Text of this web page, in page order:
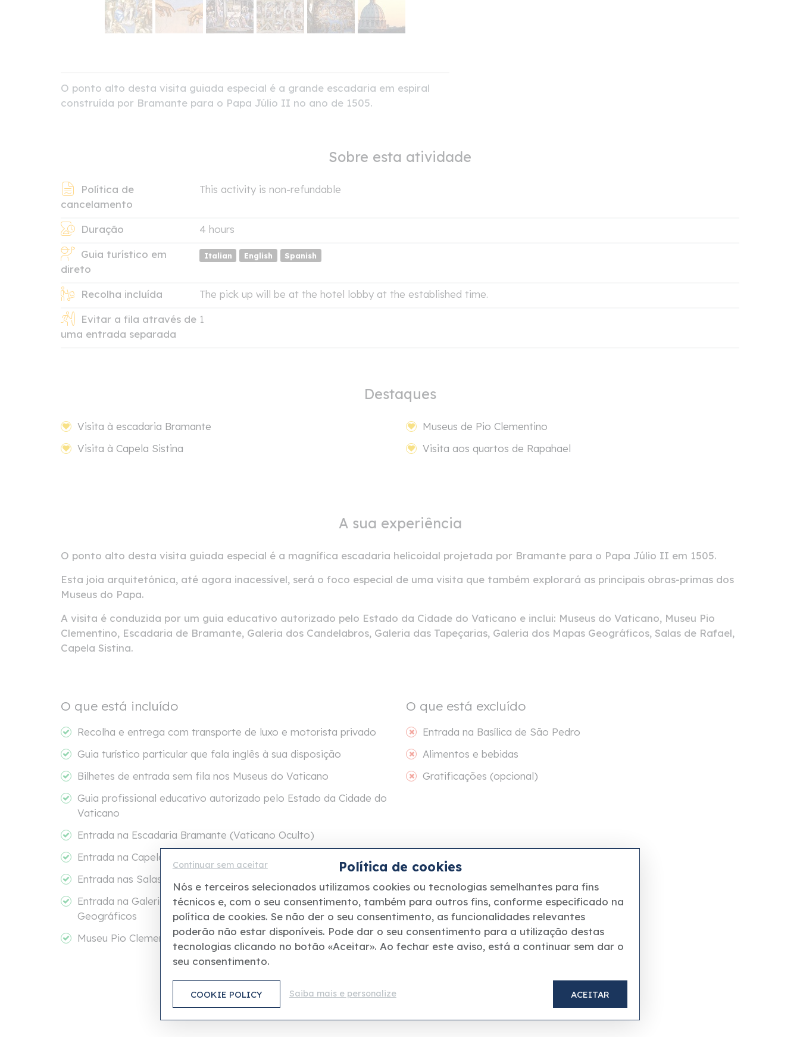
O ponto alto desta visita guiada especial é a grande escadaria em espiral
construída por Bramante para o Papa Júlio II no ano de 1505.
Sobre esta atividade
Política de
cancelamento
This activity is non-refundable
Duração
4 hours
Guia turístico em
direto
Italian English Spanish
Recolha incluída
The pick up will be at the hotel lobby at the established time.
Evitar a fila através de
uma entrada separada
1
Destaques
Visita à escadaria Bramante
Visita à Capela Sistina
Museus de Pio Clementino
Visita aos quartos de Rapahael
A sua experiência
O ponto alto desta visita guiada especial é a magnífica escadaria helicoidal projetada por Bramante para o Papa Júlio II em 1505.
Esta joia arquitetónica, até agora inacessível, será o foco especial de uma visita que também explorará as principais obras-primas dos
Museus do Papa.
A visita é conduzida por um guia educativo autorizado pelo Estado da Cidade do Vaticano e inclui: Museus do Vaticano, Museu Pio
Clementino, Escadaria de Bramante, Galeria dos Candelabros, Galeria das Tapeçarias, Galeria dos Mapas Geográficos, Salas de Rafael,
Capela Sistina.
O que está incluído
Recolha e entrega com transporte de luxo e motorista privado
Guia turístico particular que fala inglês à sua disposição
Bilhetes de entrada sem fila nos Museus do Vaticano
Guia profissional educativo autorizado pelo Estado da Cidade do
Vaticano
Entrada na Escadaria Bramante (Vaticano Oculto)
Entrada na Capela Sistina
Entrada nas Salas de Rafael e entrada na Galeria das Tapeçarias
Entrada na Galeria dos Candelabros e Galeria dos Mapas
Geográficos
Museu Pio Clementino
O que está excluído
Entrada na Basílica de São Pedro
Alimentos e bebidas
Gratificações (opcional)
Continuar sem aceitar Política de cookies
Nós e terceiros selecionados utilizamos cookies ou tecnologias semelhantes para fins
técnicos e, com o seu consentimento, também para outros fins, conforme especificado na
política de cookies. Se não der o seu consentimento, as funcionalidades relevantes
poderão não estar disponíveis. Pode dar o seu consentimento para a utilização destas
tecnologias clicando no botão «Aceitar». Ao fechar este aviso, está a continuar sem dar o
seu consentimento.
COOKIE POLICY Saiba mais e personalize ACEITAR